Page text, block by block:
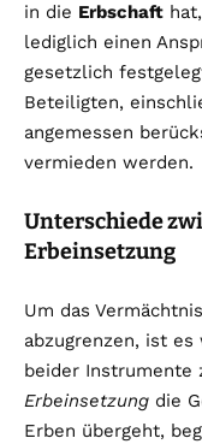
in die Erbschaft
lediglich einen
gesetzlich
Beteiligten,
angemessen
vermieden werden.
Unterschiede
Erbeinsetzung
Um das
abzugrenzen, ist
beider Instrumente
Erbeinsetzung die
Erben übergeht,